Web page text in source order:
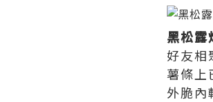
黑松露
好友相
薯條上
外脆內